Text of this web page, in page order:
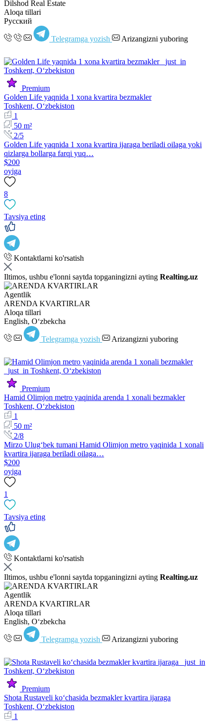
Dilshod Real Estate
Aloqa tillari
Русский
Telegramga yozish Arizangizni yuboring
Premium
Golden Life yaqnida 1 xona kvartira bezmakler
Toshkent, Oʻzbekiston
1
50 m²
2/5
Golden Life yaqnida 1 xona kvartira ijaraga beriladi oilaga yoki
qizlarga bollarga farqi yuq…
$200
oyiga
8
Tavsiya eting
Kontaktlarni ko'rsatish
Iltimos, ushbu e'lonni saytda topganingizni ayting Realting.uz
Agentlik
ARENDA KVARTIRLAR
Aloqa tillari
English, Oʻzbekcha
Telegramga yozish Arizangizni yuboring
Premium
Hamid Olimjon metro yaqinida arenda 1 xonali bezmakler
Toshkent, Oʻzbekiston
1
50 m²
2/8
Mirzo Ulugʻbek tumani Hamid Olimjon metro yaqinida 1 xonali
kvartira ijaraga beriladi oilaga…
$200
oyiga
1
Tavsiya eting
Kontaktlarni ko'rsatish
Iltimos, ushbu e'lonni saytda topganingizni ayting Realting.uz
Agentlik
ARENDA KVARTIRLAR
Aloqa tillari
English, Oʻzbekcha
Telegramga yozish Arizangizni yuboring
Premium
Shota Rustaveli koʻchasida bezmakler kvartira ijaraga
Toshkent, Oʻzbekiston
1